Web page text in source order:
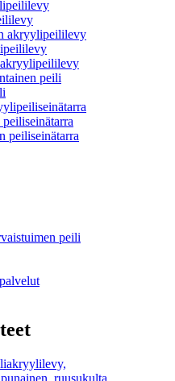
akryylipeililevy
peili
peiliseinätarra
peili